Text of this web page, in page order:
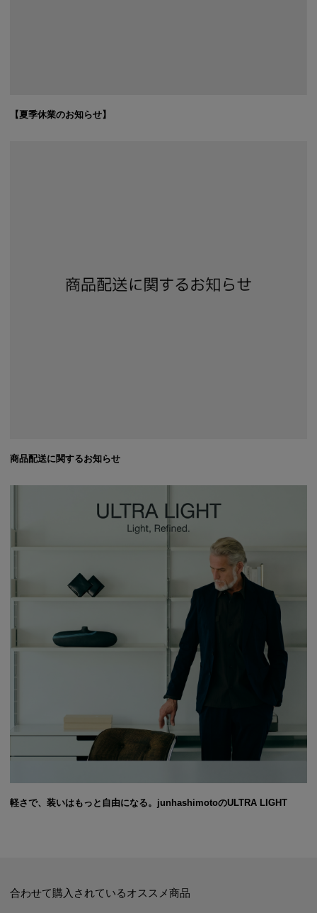
【夏季休業のお知らせ】
商品配送に関するお知らせ
軽さで、装いはもっと自由になる。junhashimotoのULTRA LIGHT
合わせて購入されているオススメ商品